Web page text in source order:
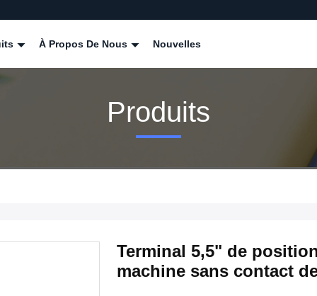
À Propos De Nous Nouvelles
Produits
Terminal 5,5" de
machine sans contact